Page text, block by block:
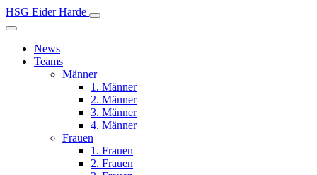
HSG Eider Harde
News
Teams
Männer
1. Männer
2. Männer
3. Männer
4. Männer
Frauen
1. Frauen
2. Frauen